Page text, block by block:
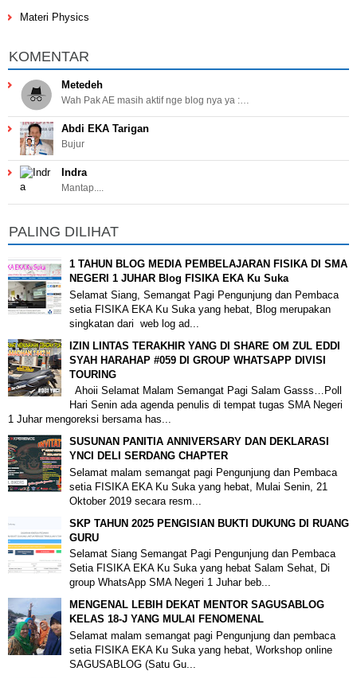
Materi Physics
KOMENTAR
Metedeh
Wah Pak AE masih aktif nge blog nya ya :…
Abdi EKA Tarigan
Bujur
Indra
Mantap....
PALING DILIHAT
1 TAHUN BLOG MEDIA PEMBELAJARAN FISIKA DI SMA
NEGERI 1 JUHAR Blog FISIKA EKA Ku Suka
Selamat Siang, Semangat Pagi Pengunjung dan Pembaca
setia FISIKA EKA Ku Suka yang hebat, Blog merupakan
singkatan dari web log ad...
IZIN LINTAS TERAKHIR YANG DI SHARE OM ZUL EDDI
SYAH HARAHAP #059 DI GROUP WHATSAPP DIVISI
TOURING
Ahoii Selamat Malam Semangat Pagi Salam Gasss…Poll
Hari Senin ada agenda penulis di tempat tugas SMA Negeri
1 Juhar mengoreksi bersama has...
SUSUNAN PANITIA ANNIVERSARY DAN DEKLARASI
YNCI DELI SERDANG CHAPTER
Selamat malam semangat pagi Pengunjung dan Pembaca
setia FISIKA EKA Ku Suka yang hebat, Mulai Senin, 21
Oktober 2019 secara resm...
SKP TAHUN 2025 PENGISIAN BUKTI DUKUNG DI RUANG
GURU
Selamat Siang Semangat Pagi Pengunjung dan Pembaca
Setia FISIKA EKA Ku Suka yang hebat Salam Sehat, Di
group WhatsApp SMA Negeri 1 Juhar beb...
MENGENAL LEBIH DEKAT MENTOR SAGUSABLOG
KELAS 18-J YANG MULAI FENOMENAL
Selamat malam semangat pagi Pengunjung dan pembaca
setia FISIKA EKA Ku Suka yang hebat, Workshop online
SAGUSABLOG (Satu Gu...